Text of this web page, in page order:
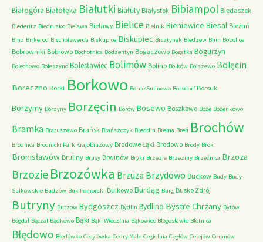
Białogóra Białołęka Białutki Białuty Białystok Bibiampol Biedaszek
Biederitz Biedrusko Bielawa Bielawy Bielice Bielnik Bieniewice Biesal Bieżuń
Binz Birkerod Bischofswerda Biskupice Biskupiec Bisztynek Bledzew Bnin Bobolice
Bobrowniki Bobrowo Bochotnica Bodzentyn Bogaczewo Bogatka Bogurzyn
Bolechowo Boleszyno Bolesławiec Bolimów Bolino Bolków Bolszewo Bolęcin
Boreczno Borki Borkowo Borne Sulinowo Borsdorf Borsuki
Borzymy Borzyny Borzęcin Borów Bosewo Boszkowo Boże Bożenkowo
Bramka Bratuszewo Brańsk Brańszczyk Breddin Brema Breń Brochów
Brodnica Brodnicki Park Krajobrazowy Brodowe Łąki Brodowo Brody Brok
Bronisławów Bruliny Brusy Brwinów Bryki Brzezie Brzeziny Brzeźnica Brzoza
Brzozie Brzozówka Brzuza Brzydowo Buckow Budy Budy
Sulkowskie Budzów Buk Pomorski Bulkowo Burdąg Burg Busko Zdrój
Butryny Butzow Bydgoszcz Bydlin Bydlino Bystre Chrzany Bytów
Bógdał Bączal Bądkowo Bąki Bąki Wieczfnia Bąkowiec Błogosławie Błotnica
Błędowo Błędówko Cecylówka Cedry Małe Cegielnia Cegłów Celejów Ceranów